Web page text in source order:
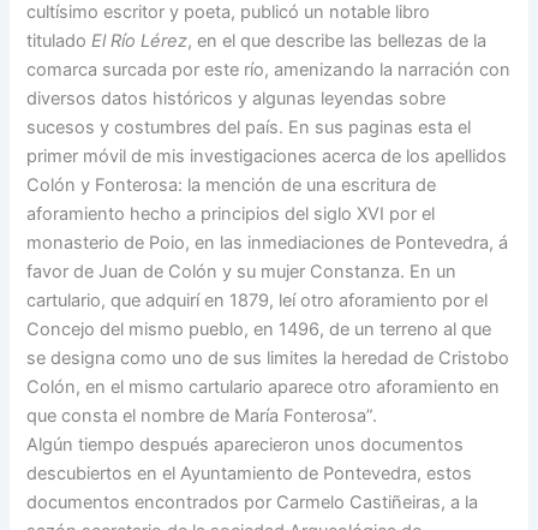
cultísimo escritor y poeta, publicó un notable libro
tituladoEl Río Lérez, en el que describe las bellezas de la
comarca surcada por este río, amenizando la narración con
diversos datos históricos y algunas leyendas sobre
sucesos y costumbres del país. En sus paginas esta el
primer móvil de mis investigaciones acerca de los apellidos
Colón y Fonterosa: la mención de una escritura de
aforamiento hecho a principios del siglo XVI por el
monasterio de Poio, en las inmediaciones de Pontevedra, á
favor de Juan de Colón y su mujer Constanza. En un
cartulario, que adquirí en 1879, leí otro aforamiento por el
Concejo del mismo pueblo, en 1496, de un terreno al que
se designa como uno de sus limites la heredad de Cristobo
Colón, en el mismo cartulario aparece otro aforamiento en
que consta el nombre de María Fonterosa”.
Algún tiempo después aparecieron unos documentos
descubiertos en el Ayuntamiento de Pontevedra, estos
documentos encontrados por Carmelo Castiñeiras, a la